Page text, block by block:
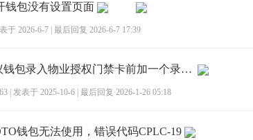
钱包没有设置页面
于 2026-6-7 最后回复 2026-6-7 17:39
[建议]建议钱包录入物业授权门禁卡前加一个录入卡号的步骤
发表于 2025-10-6 最后回复 2026-1-26 05:18
钱包无法使用，错误代码CPLC-19